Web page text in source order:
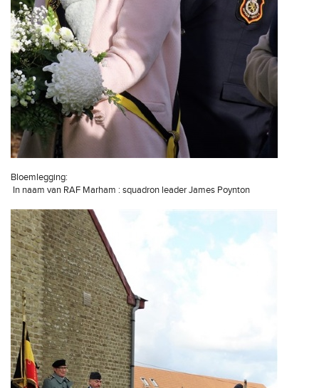
Bloemlegging:
In naam van RAF Marham : squadron leader James Poynton